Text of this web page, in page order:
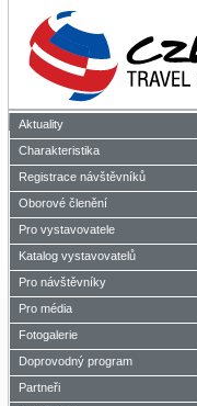
Aktuality
Charakteristika
Registrace návštěvníků
Oborové členění
Pro vystavovatele
Katalog vystavovatelů
Pro návštěvníky
Pro média
Fotogalerie
Doprovodný program
Partneři